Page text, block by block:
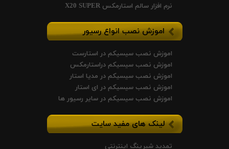
نرم افزار سالم استارمکس X20 SUPER
اموزش نصب انواع رسیور
اموزش نصب سیسیکم در استارست
اموزش نصب سیسیکم دراستارمکس
اموزش نصب سیسیکم در مدیا استار
اموزش نصب سیسیکم در ای استار
اموزش نصب سیسیکم در سایر رسیور ها
لینک های مفید سایت
تمدید شیرینگ اینترنتی